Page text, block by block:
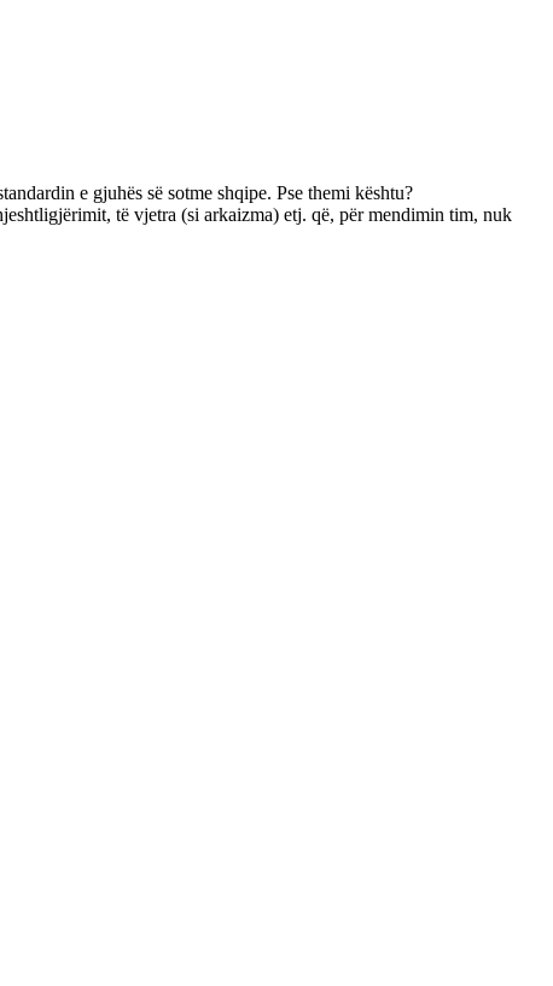
e gjuhës së sotme shqipe. Pse themi kështu?
të vjetra (si arkaizma) etj. që, për mendimin tim, nuk